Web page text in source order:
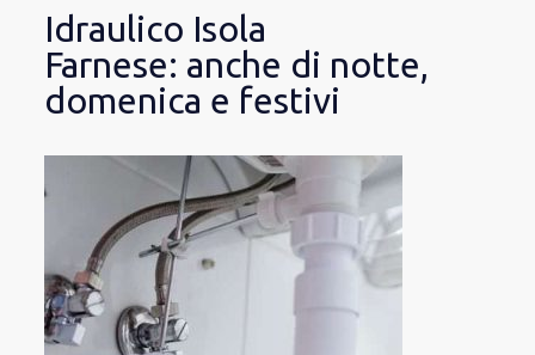
Idraulico Isola
Farnese: anche di notte,
domenica e festivi